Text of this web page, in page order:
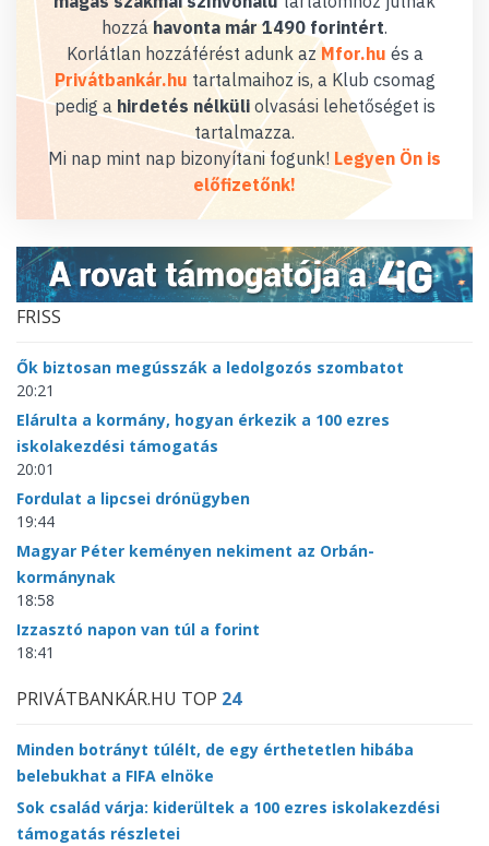
hozzáhavonta már 1490 forintért.
Korlátlan hozzáférést adunk az Mfor.hu és a
Privátbankár.hu tartalmaihoz is, a Klub csomag
pedig a hirdetés nélküliolvasási lehetőséget is
tartalmazza.
Mi nap mint nap bizonyítani fogunk! Legyen Ön is
előfizetőnk!
FRISS
Ők biztosan megússzák a ledolgozós szombatot
20:21
Elárulta a kormány, hogyan érkezik a 100 ezres
iskolakezdési támogatás
20:01
Fordulat a lipcsei drónügyben
19:44
Magyar Péter keményen nekiment az Orbán-
kormánynak
18:58
Izzasztó napon van túl a forint
18:41
PRIVÁTBANKÁR.HU TOP 24
Minden botrányt túlélt, de egy érthetetlen hibába
belebukhat a FIFA elnöke
Sok család várja: kiderültek a 100 ezres iskolakezdési
támogatás részletei